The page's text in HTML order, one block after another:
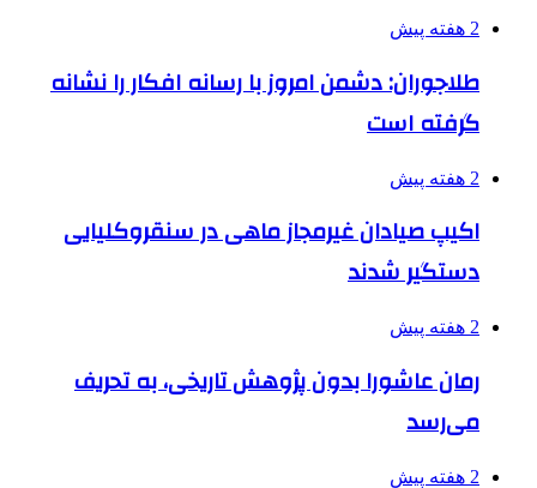
2 هفته پیش
طلاجوران: دشمن امروز با رسانه افکار را نشانه
گرفته است
2 هفته پیش
اکیپ صیادان غیرمجاز ماهی در سنقروکلیایی
دستگیر شدند
2 هفته پیش
رمان عاشورا بدون پژوهش تاریخی، به تحریف
می‌رسد
2 هفته پیش